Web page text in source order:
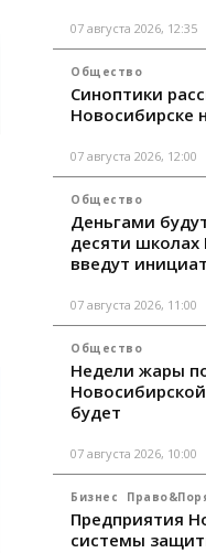
07 августа 2026, 12:35
Общество
Синоптики
Новосибирске
07 августа 2026, 12:00
Общество
Деньгами
десяти школах
введут
07 августа 2026, 11:00
Общество
Недели жары
будет
07 августа 2026, 10:00
Бизнес
Предприятия
системы